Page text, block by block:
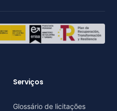
Serviços
Glossário de licitações